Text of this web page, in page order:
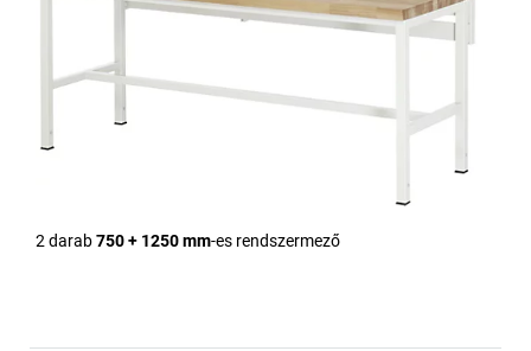
2 darab750 + 1250 mm-es rendszermező